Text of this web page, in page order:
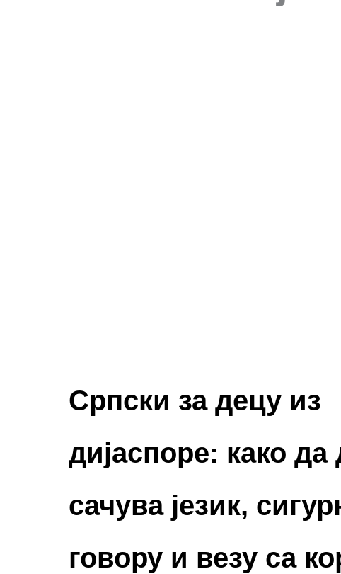
Српски за децу из
дијаспоре: како да
сачува језик,
говору и везу са